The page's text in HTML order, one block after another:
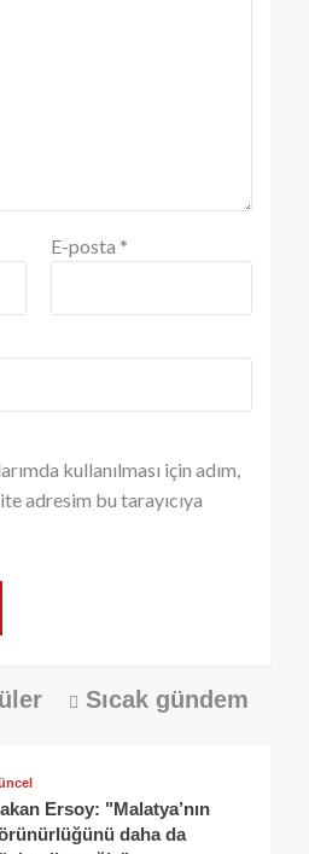
E-posta *
kullanılması için adım,
adresim bu tarayıcıya
Sıcak gündem
Ersoy: "Malatya’nın
daha da